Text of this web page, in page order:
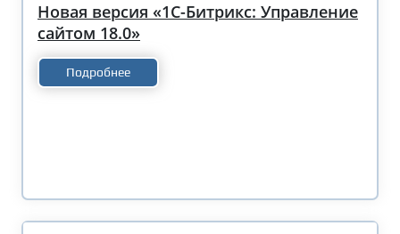
Новая версия «1С-Битрикс: Управление
сайтом 18.0»
Подробнее